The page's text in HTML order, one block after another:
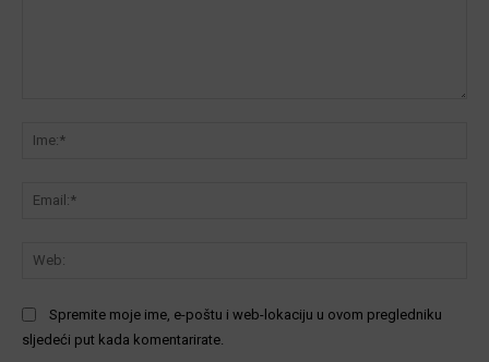
Spremite moje ime, e-poštu i web-lokaciju u ovom pregledniku
sljedeći put kada komentarirate.